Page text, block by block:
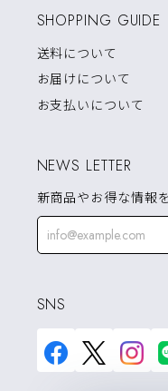
SHOPPING GUIDE
送料について
お届けについて
お支払いについて
NEWS LETTER
新商品やお得な情報
SNS